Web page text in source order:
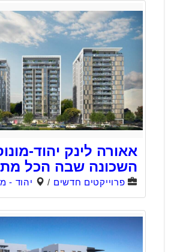
אאורה לינק יהוד-
השכונה שבה הכל
פרוייקטים חדשים / יהוד -